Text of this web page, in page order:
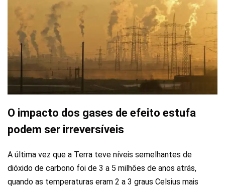
O impacto dos gases de efeito estufa
podem ser irreversíveis
A última vez que a Terra teve níveis semelhantes de
dióxido de carbono foi de 3 a 5 milhões de anos atrás,
quando as temperaturas eram 2 a 3 graus Celsius mais